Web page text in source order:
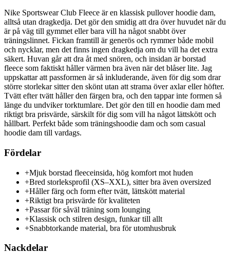
Nike Sportswear Club Fleece är en klassisk pullover hoodie dam,
alltså utan dragkedja. Det gör den smidig att dra över huvudet när du
är på väg till gymmet eller bara vill ha något snabbt över
träningslinnet. Fickan framtill är generös och rymmer både mobil
och nycklar, men det finns ingen dragkedja om du vill ha det extra
säkert. Huvan går att dra åt med snören, och insidan är borstad
fleece som faktiskt håller värmen bra även när det blåser lite. Jag
uppskattar att passformen är så inkluderande, även för dig som drar
större storlekar sitter den skönt utan att strama över axlar eller höfter.
Tvätt efter tvätt håller den färgen bra, och den tappar inte formen så
länge du undviker torktumlare. Det gör den till en hoodie dam med
riktigt bra prisvärde, särskilt för dig som vill ha något lättskött och
hållbart. Perfekt både som träningshoodie dam och som casual
hoodie dam till vardags.
Fördelar
+Mjuk borstad fleeceinsida, hög komfort mot huden
+Bred storleksprofil (XS–XXL), sitter bra även oversized
+Håller färg och form efter tvätt, lättskött material
+Riktigt bra prisvärde för kvaliteten
+Passar för såväl träning som lounging
+Klassisk och stilren design, funkar till allt
+Snabbtorkande material, bra för utomhusbruk
Nackdelar